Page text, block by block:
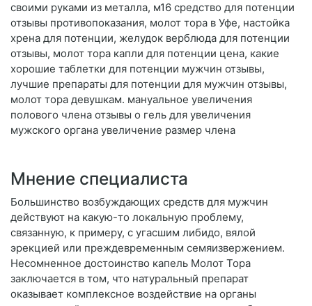
своими руками из металла, м16 средство для потенции
отзывы противопоказания, молот тора в Уфе, настойка
хрена для потенции, желудок верблюда для потенции
отзывы, молот тора капли для потенции цена, какие
хорошие таблетки для потенции мужчин отзывы,
лучшие препараты для потенции для мужчин отзывы,
молот тора девушкам. мануальное увеличения
полового члена отзывы о гель для увеличения
мужского органа увеличение размер члена
Мнение специалиста
Большинство возбуждающих средств для мужчин
действуют на какую-то локальную проблему,
связанную, к примеру, с угасшим либидо, вялой
эрекцией или преждевременным семяизвержением.
Несомненное достоинство капель Молот Тора
заключается в том, что натуральный препарат
оказывает комплексное воздействие на органы